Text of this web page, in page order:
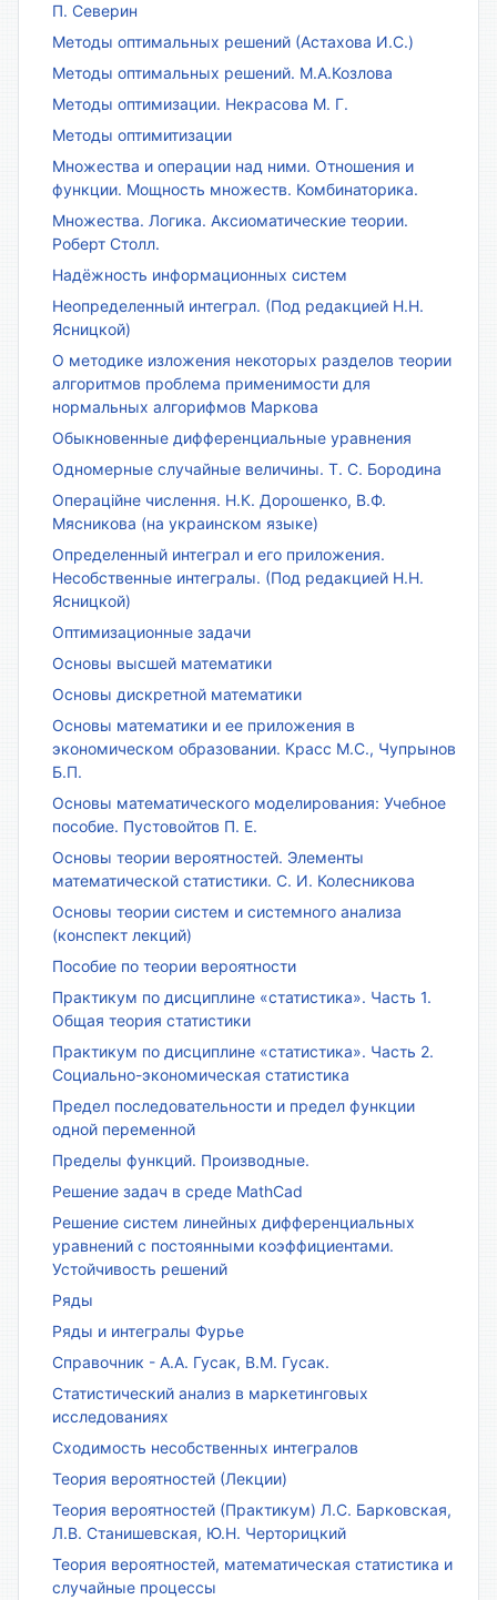
П. Северин
Методы оптимальных решений (Астахова И.С.)
Методы оптимальных решений. М.А.Козлова
Методы оптимизации. Некрасова М. Г.
Методы оптимитизации
Множества и операции над ними. Отношения и
функции. Мощность множеств. Комбинаторика.
Множества. Логика. Аксиоматические теории.
Роберт Столл.
Надёжность информационных систем
Неопределенный интеграл. (Под редакцией Н.Н.
Ясницкой)
О методике изложения некоторых разделов теории
алгоритмов проблема применимости для
нормальных алгорифмов Маркова
Обыкновенные дифференциальные уравнения
Одномерные случайные величины. Т. С. Бородина
Операційне числення. Н.К. Дорошенко, В.Ф.
Мясникова (на украинском языке)
Определенный интеграл и его приложения.
Несобственные интегралы. (Под редакцией Н.Н.
Ясницкой)
Оптимизационные задачи
Основы высшей математики
Основы дискретной математики
Основы математики и ее приложения в
экономическом образовании. Красс М.С., Чупрынов
Б.П.
Основы математического моделирования: Учебное
пособие. Пустовойтов П. Е.
Основы теории вероятностей. Элементы
математической статистики. С. И. Колесникова
Основы теории систем и системного анализа
(конспект лекций)
Пособие по теории вероятности
Практикум по дисциплине «статистика». Часть 1.
Общая теория статистики
Практикум по дисциплине «статистика». Часть 2.
Социально-экономическая статистика
Предел последовательности и предел функции
одной переменной
Пределы функций. Производные.
Решение задач в среде MathCad
Решение систем линейных дифференциальных
уравнений с постоянными коэффициентами.
Устойчивость решений
Ряды
Ряды и интегралы Фурье
Справочник - А.А. Гусак, В.М. Гусак.
Статистический анализ в маркетинговых
исследованиях
Сходимость несобственных интегралов
Теория вероятностей (Лекции)
Теория вероятностей (Практикум) Л.С. Барковская,
Л.В. Станишевская, Ю.Н. Черторицкий
Теория вероятностей, математическая статистика и
случайные процессы